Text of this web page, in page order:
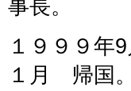
事長。
１９９９年
１月 帰国。